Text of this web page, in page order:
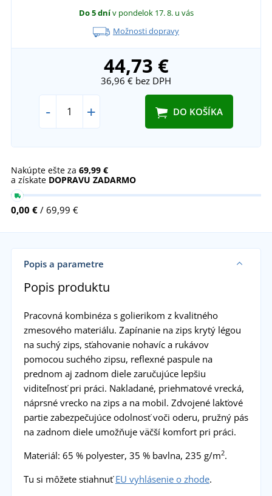
Do 5 dnív pondelok 17. 8. u vás
Možnosti dopravy
44,73 €
36,96 € bez DPH
- + DO KOŠÍKA
Nakúpte ešte za 69,99 €
a získate DOPRAVU ZADARMO
0,00 € / 69,99 €
Popis a parametre
Popis produktu
Pracovná kombinéza s golierikom z kvalitného
zmesového materiálu. Zapínanie na zips krytý légou
na suchý zips, sťahovanie nohavíc a rukávov
pomocou suchého zipsu, reflexné paspule na
prednom aj zadnom diele zaručujúce lepšiu
viditeľnosť pri práci. Nakladané, priehmatové vrecká,
náprsné vrecko na zips a na mobil. Zdvojené lakťové
partie zabezpečujúce odolnosť voči oderu, pružný pás
na zadnom diele umožňuje väčší komfort pri práci.
Materiál: 65 % polyester, 35 % bavlna, 235 g/m2.
Tu si môžete stiahnuťEU vyhlásenie o zhode.